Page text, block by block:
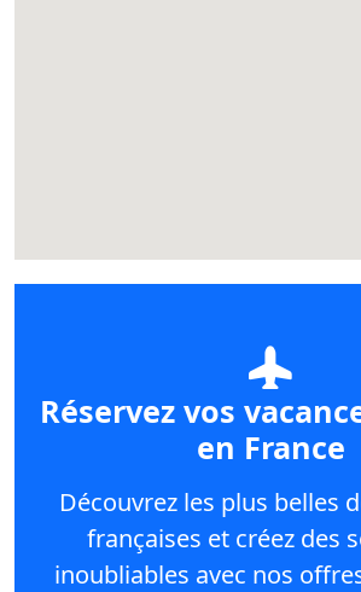
Réservez vos
en France
Découvrez les plus belles
françaises et créez des
inoubliables avec nos